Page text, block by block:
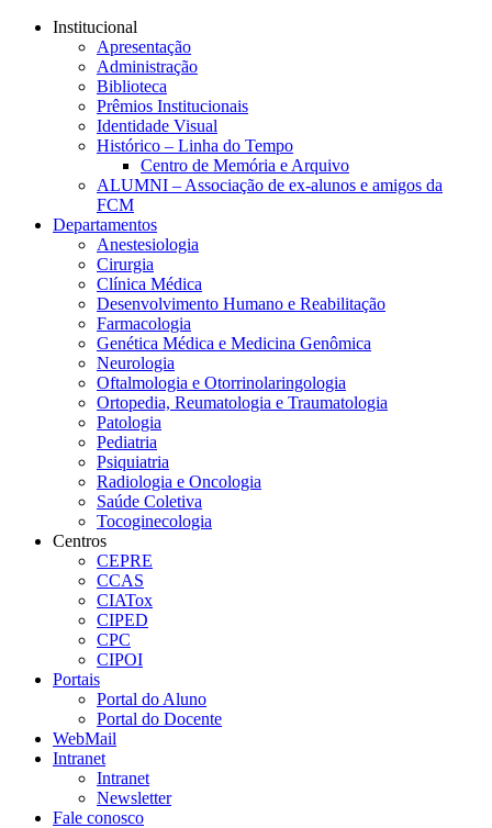
Conteúdo principal
Institucional
Apresentação
Administração
Biblioteca
Prêmios Institucionais
Identidade Visual
Histórico – Linha do Tempo
Centro de Memória e Arquivo
ALUMNI – Associação de ex-alunos e amigos da
FCM
Departamentos
Anestesiologia
Cirurgia
Clínica Médica
Desenvolvimento Humano e Reabilitação
Farmacologia
Genética Médica e Medicina Genômica
Neurologia
Oftalmologia e Otorrinolaringologia
Ortopedia, Reumatologia e Traumatologia
Patologia
Pediatria
Psiquiatria
Radiologia e Oncologia
Saúde Coletiva
Tocoginecologia
Centros
CEPRE
CCAS
CIATox
CIPED
CPC
CIPOI
Portais
Portal do Aluno
Portal do Docente
WebMail
Intranet
Intranet
Newsletter
Fale conosco